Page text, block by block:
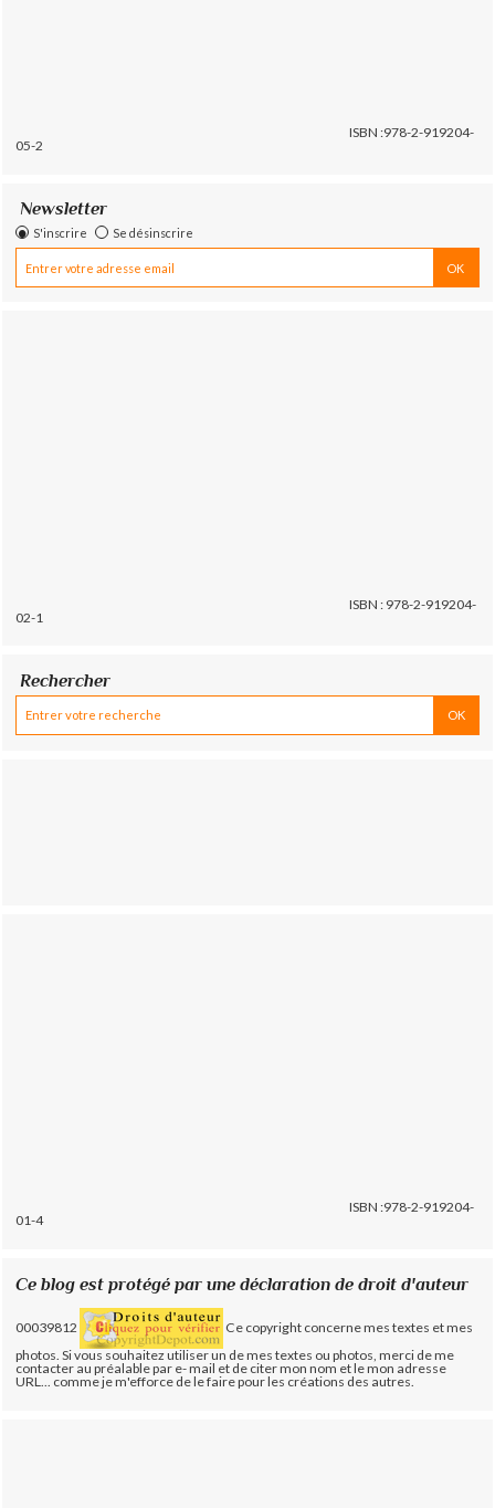
ISBN :978-2-919204-
05-2
Newsletter
S'inscrire Se désinscrire
ISBN : 978-2-919204-
02-1
Rechercher
ISBN :978-2-919204-
01-4
Ce blog est protégé par une déclaration de droit d'auteur
00039812
Ce copyright concerne mes textes et mes
photos. Si vous souhaitez utiliser un de mes textes ou photos, merci de me
contacter au préalable par e- mail et de citer mon nom et le mon adresse
URL... comme je m'efforce de le faire pour les créations des autres.